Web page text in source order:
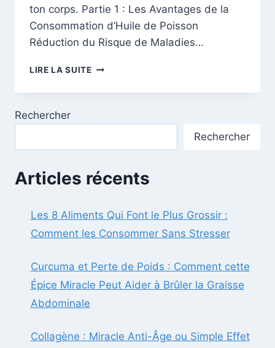
ton corps. Partie 1 : Les Avantages de la
Consommation d’Huile de Poisson
Réduction du Risque de Maladies…
LIRE LA SUITELES
SURPRENANTS
Rechercher
Rechercher
Articles récents
Les 8 Aliments Qui Font le Plus Grossir :
Comment les Consommer Sans Stresser
Curcuma et Perte de Poids : Comment cette
Épice Miracle Peut Aider à Brûler la Graisse
Abdominale
Collagène : Miracle Anti-Âge ou Simple Effet